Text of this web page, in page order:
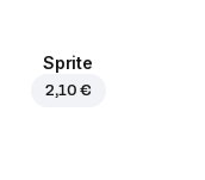
Sprite
2,10 €